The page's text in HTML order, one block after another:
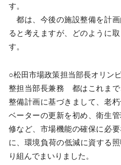
す。
都は、今後の施設整備を計
ると考えますが、どのように
す。
○松田市場政策担当部長オリン
整担当部長兼務 都はこれまで
整備計画に基づきまして、老
ベーターの更新を初め、衛生
修など、市場機能の確保に必
に、環境負荷の低減に資する
り組んでまいりました。